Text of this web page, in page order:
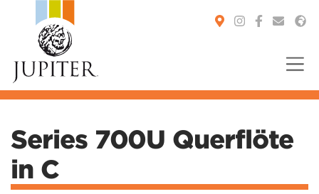
Series 700U Querflöte
in C